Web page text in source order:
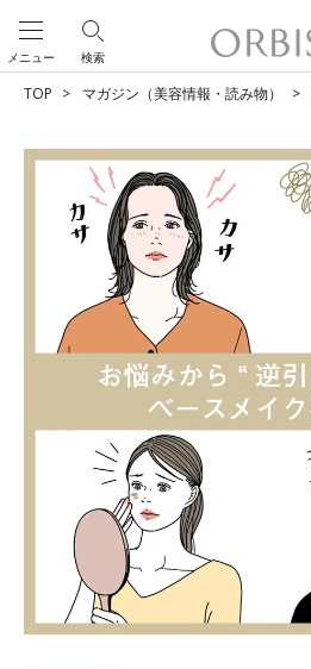
検索
メニュー
TOP マガジン（美容情報・読み物）